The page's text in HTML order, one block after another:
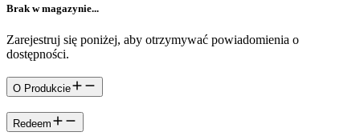
Brak w magazynie...
Zarejestruj się poniżej, aby otrzymywać powiadomienia o
dostępności.
O Produkcie
Redeem